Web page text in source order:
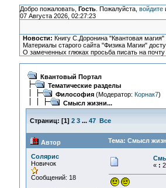
Добро пожаловать, Гость. Пожалуйста, войдите
07 Августа 2026, 02:27:23
Новости: Книгу С.Доронина "Квантовая
Материалы старого сайта "Физика Магии"
О замеченных глюках просьба писать на
Квантовый Портал
Тематические разделы
Философия(Модератор: Корнак7)
Смысл жизни...
Страниц: [1] 2 3 ... 47 Все
Автор Тема: Смысл
Солярис
Новичок
Сообщений: 18
« :